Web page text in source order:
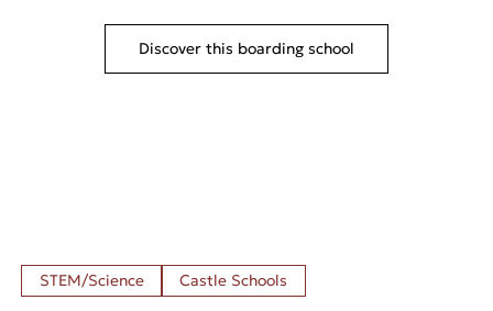
Discover this boarding school
STEM/Science Castle Schools